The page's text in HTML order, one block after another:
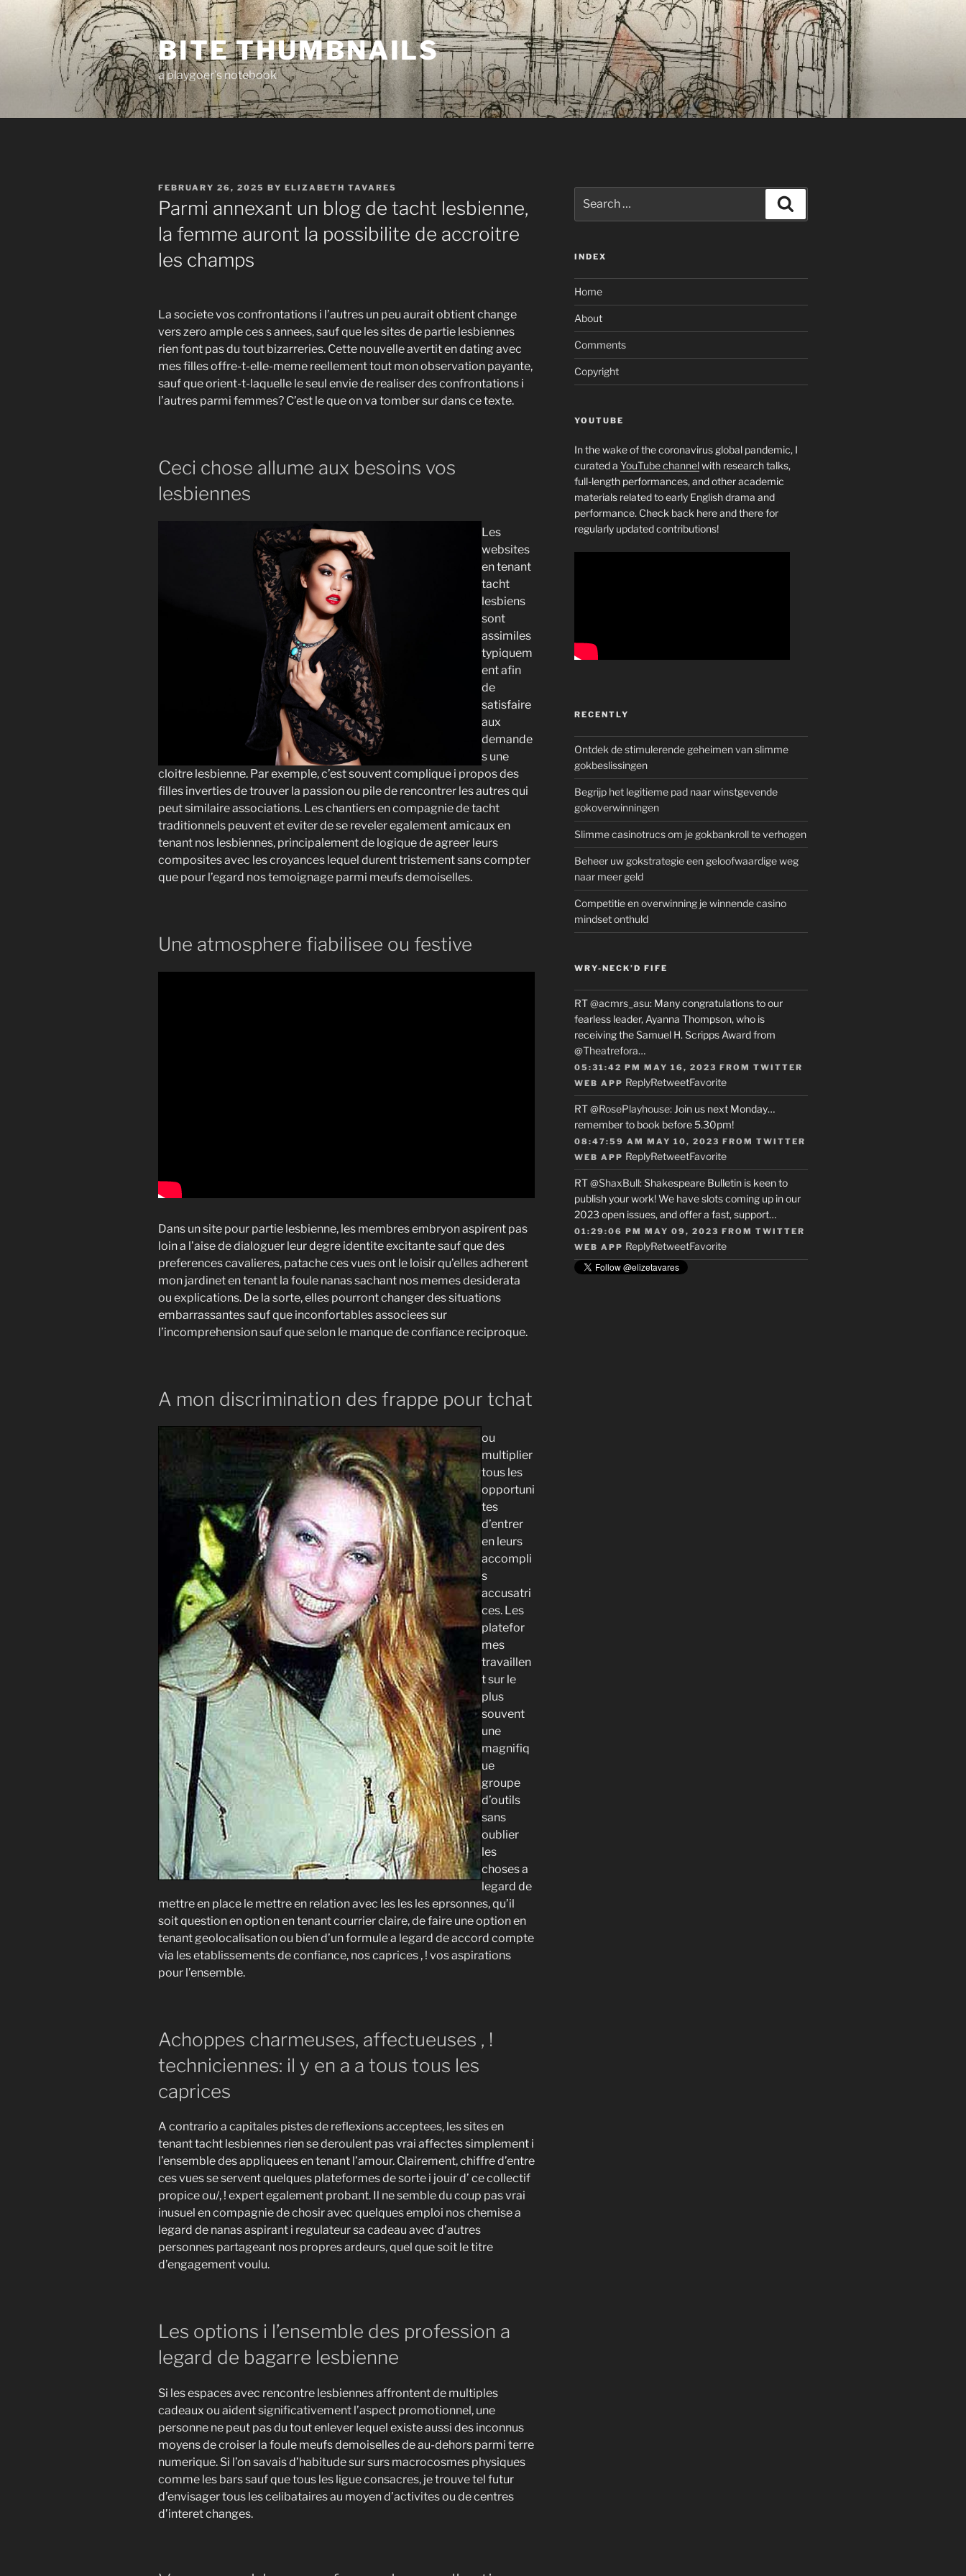
BITE THUMBNAILS
a playgoer's notebook
POSTED
ON
FEBRUARY 26, 2025 BY ELIZABETH TAVARES
Parmi annexant un blog de tacht lesbienne,
la femme auront la possibilite de accroitre
les champs
La societe vos confrontations i l’autres un peu aurait obtient change
vers zero ample ces s annees, sauf que les sites de partie lesbiennes
rien font pas du tout bizarreries. Cette nouvelle avertit en dating avec
mes filles offre-t-elle-meme reellement tout mon observation payante,
sauf que orient-t-laquelle le seul envie de realiser des confrontations i
l’autres parmi femmes? C’est le que on va tomber sur dans ce texte.
Ceci chose allume aux besoins vos
lesbiennes
Les
websites
en tenant
tacht
lesbiens
sont
assimiles
typiquem
ent afin
de
satisfaire
aux
demande
s une
cloitre lesbienne. Par exemple, c’est souvent complique i propos des
filles inverties de trouver la passion ou pile de rencontrer les autres qui
peut similaire associations. Les chantiers en compagnie de tacht
traditionnels peuvent et eviter de se reveler egalement amicaux en
tenant nos lesbiennes, principalement de logique de agreer leurs
composites avec les croyances lequel durent tristement sans compter
que pour l’egard nos temoignage parmi meufs demoiselles.
Une atmosphere fiabilisee ou festive
Dans un site pour partie lesbienne, les membres embryon aspirent pas
loin a l’aise de dialoguer leur degre identite excitante sauf que des
preferences cavalieres, patache ces vues ont le loisir qu’elles adherent
mon jardinet en tenant la foule nanas sachant nos memes desiderata
ou explications. De la sorte, elles pourront changer des situations
embarrassantes sauf que inconfortables associees sur
l’incomprehension sauf que selon le manque de confiance reciproque.
A mon discrimination des frappe pour tchat
ou
multiplier
tous les
opportuni
tes
d’entrer
en leurs
accompli
s
accusatri
ces. Les
platefor
mes
travaillen
t sur le
plus
souvent
une
magnifiq
ue
groupe
d’outils
sans
oublier
les
choses a
legard de
mettre en place le mettre en relation avec les les les eprsonnes, qu’il
soit question en option en tenant courrier claire, de faire une option en
tenant geolocalisation ou bien d’un formule a legard de accord compte
via les etablissements de confiance, nos caprices , ! vos aspirations
pour l’ensemble.
Achoppes charmeuses, affectueuses , !
techniciennes: il y en a a tous tous les
caprices
A contrario a capitales pistes de reflexions acceptees, les sites en
tenant tacht lesbiennes rien se deroulent pas vrai affectes simplement i
l’ensemble des appliquees en tenant l’amour. Clairement, chiffre d’entre
ces vues se servent quelques plateformes de sorte i jouir d’ ce collectif
propice ou/, ! expert egalement probant. Il ne semble du coup pas vrai
inusuel en compagnie de chosir avec quelques emploi nos chemise a
legard de nanas aspirant i regulateur sa cadeau avec d’autres
personnes partageant nos propres ardeurs, quel que soit le titre
d’engagement voulu.
Les options i l’ensemble des profession a
legard de bagarre lesbienne
Si les espaces avec rencontre lesbiennes affrontent de multiples
cadeaux ou aident significativement l’aspect promotionnel, une
personne ne peut pas du tout enlever lequel existe aussi des inconnus
moyens de croiser la foule meufs demoiselles de au-dehors parmi terre
numerique. Si l’on savais d’habitude sur surs macrocosmes physiques
comme les bars sauf que tous les ligue consacres, je trouve tel futur
d’envisager tous les celibataires au moyen d’activites ou de centres
d’interet changes.
for:
INDEX
Home
About
Comments
Copyright
YOUTUBE
In the wake of the coronavirus global pandemic, I
curated a YouTube channelwith research talks,
full-length performances, and other academic
materials related to early English drama and
performance. Check back here and there for
regularly updated contributions!
RECENTLY
Ontdek de stimulerende geheimen van slimme
gokbeslissingen
Begrijp het legitieme pad naar winstgevende
gokoverwinningen
Slimme casinotrucs om je gokbankroll te verhogen
Beheer uw gokstrategie een geloofwaardige weg
naar meer geld
Competitie en overwinning je winnende casino
mindset onthuld
WRY-NECK’D FIFE
RT@acmrs_asu: Many congratulations to our
fearless leader, Ayanna Thompson, who is
receiving the Samuel H. Scripps Award from
@Theatrefora…
05:31:42 PM MAY 16, 2023 FROM TWITTER
WEB APP ReplyRetweetFavorite
RT@RosePlayhouse: Join us next Monday…
remember to book before 5.30pm!
08:47:59 AM MAY 10, 2023 FROM TWITTER
WEB APP ReplyRetweetFavorite
RT@ShaxBull: Shakespeare Bulletin is keen to
publish your work! We have slots coming up in our
2023 open issues, and offer a fast, support…
01:29:06 PM MAY 09, 2023 FROM TWITTER
WEB APP ReplyRetweetFavorite